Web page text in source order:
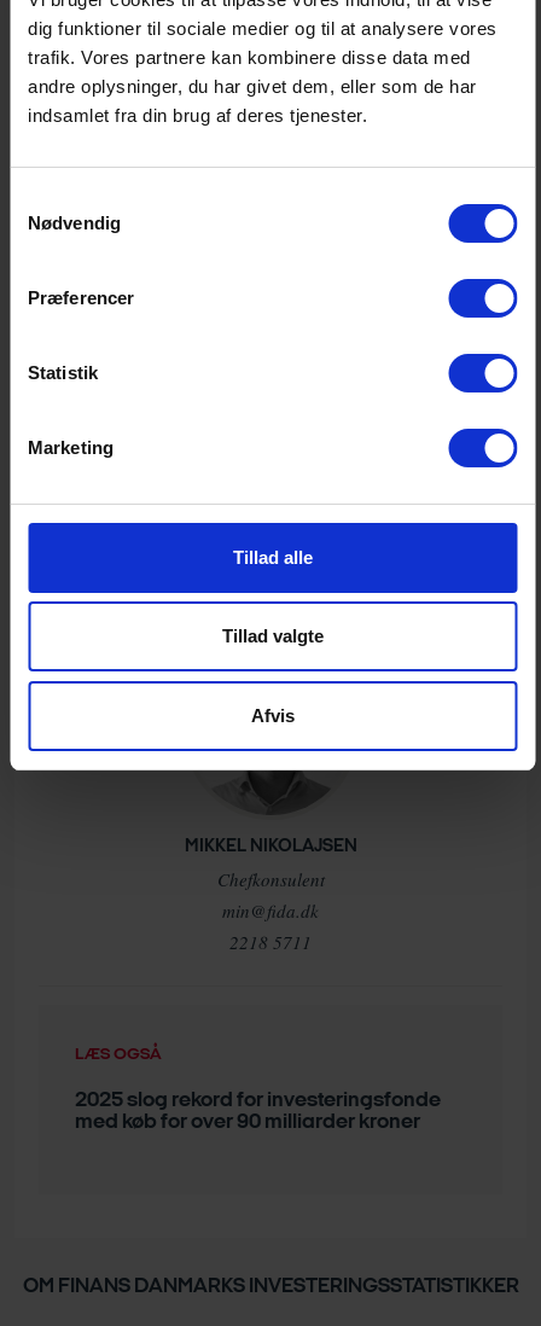
dig funktioner til sociale medier og til at analysere vores
trafik. Vores partnere kan kombinere disse data med
andre oplysninger, du har givet dem, eller som de har
indsamlet fra din brug af deres tjenester.
Nødvendig
Præferencer
Statistik
Marketing
Tillad alle
Tillad valgte
Afvis
Læs markedssstatistikken
Pressebilleder kan hentes her
MIKKEL NIKOLAJSEN
Chefkonsulent
min@fida.dk
2218 5711
LÆS OGSÅ
2025 slog rekord for investeringsfonde
med køb for over 90 milliarder kroner
OM FINANS DANMARKS INVESTERINGSSTATISTIKKER